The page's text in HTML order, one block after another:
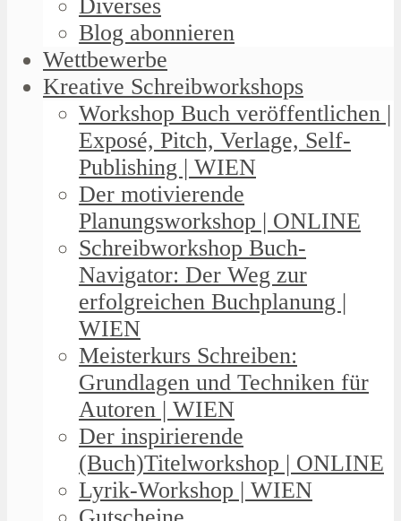
Diverses
Blog abonnieren
Wettbewerbe
Kreative Schreibworkshops
Workshop Buch veröffentlichen |
Exposé, Pitch, Verlage, Self-
Publishing | WIEN
Der motivierende
Planungsworkshop | ONLINE
Schreibworkshop Buch-
Navigator: Der Weg zur
erfolgreichen Buchplanung |
WIEN
Meisterkurs Schreiben:
Grundlagen und Techniken für
Autoren | WIEN
Der inspirierende
(Buch)Titelworkshop | ONLINE
Lyrik-Workshop | WIEN